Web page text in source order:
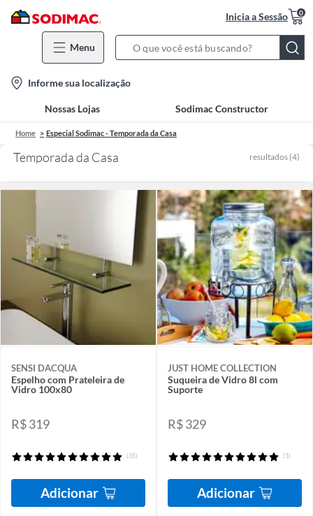
Inicia a Sessão 0
Menu
Search
Bar
location-
icon
Informe sua localização
Nossas Lojas Sodimac Constructor
Home Especial Sodimac - Temporada da Casa
Temporada da Casa resultados (4)
SENSI DACQUA
Espelho com Prateleira de
Vidro 100x80
R$ 319
(35)
Adicionar
JUST HOME COLLECTION
Suqueira de Vidro 8l com
Suporte
R$ 329
(1)
Adicionar